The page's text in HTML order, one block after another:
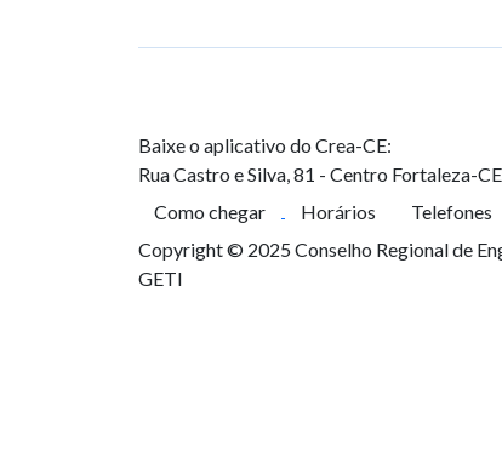
Baixe o aplicativo do Crea-CE:
Rua Castro e Silva, 81 - Centro Fortaleza-
Como chegar
Horários
Telefones
Copyright © 2025 Conselho Regional de
GETI